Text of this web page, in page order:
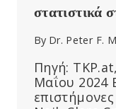
στατιστικά
By Dr. Peter F.
Πηγή:
Μαΐου 2024